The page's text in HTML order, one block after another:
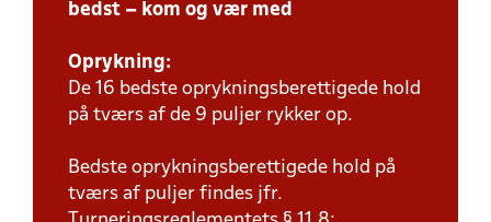
bedst – kom og vær med
Oprykning:
De 16 bedste oprykningsberettigede hold
på tværs af de 9 puljer rykker op.
Bedste oprykningsberettigede hold på
tværs af puljer findes jfr.